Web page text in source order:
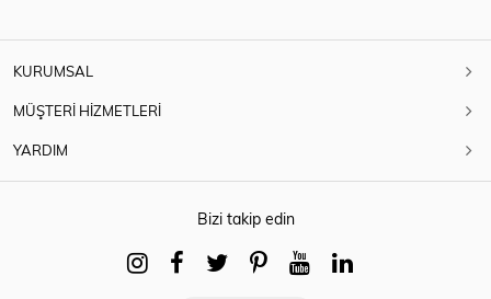
KURUMSAL
MÜŞTERİ HİZMETLERİ
YARDIM
Bizi takip edin